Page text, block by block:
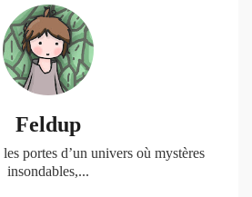
Feldup
portes d’un univers où mystères
insondables,...